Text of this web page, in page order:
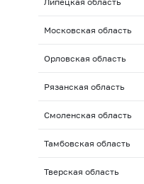
Московская область
Орловская область
Рязанская область
Смоленская область
Тамбовская область
Тверская область